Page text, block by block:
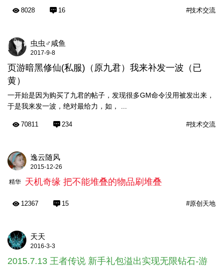
#技术交流
8028 16
虫虫♂咸鱼
2017-9-8
页游暗黑修仙(私服)（原九君）我来补发一波（已
黄）
一开始是因为购买了九君的帖子，发现很多GM命令没用被发出来，
于是我来发一波，绝对最给力，如， ...
#技术交流
70811 234
逸云随风
2015-12-26
精华 天机奇缘 把不能堆叠的物品刷堆叠
#原创天地
12367 15
天天
2016-3-3
2015.7.13 王者传说 新手礼包溢出实现无限钻石-游